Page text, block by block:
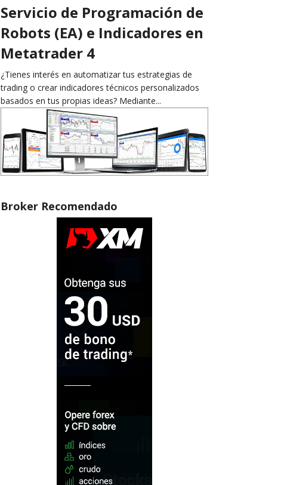
Servicio de Programación de
Robots (EA) e Indicadores en
Metatrader 4
¿Tienes interés en automatizar tus estrategias de
trading o crear indicadores técnicos personalizados
basados en tus propias ideas? Mediante...
Broker Recomendado